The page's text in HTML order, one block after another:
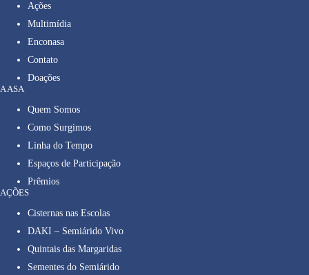
Ações
Multimídia
Enconasa
Contato
Doações
A ASA
Quem Somos
Como Surgimos
Linha do Tempo
Espaços de Participação
Prêmios
AÇÕES
Cisternas nas Escolas
DAKI – Semiárido Vivo
Quintais das Margaridas
Sementes do Semiárido